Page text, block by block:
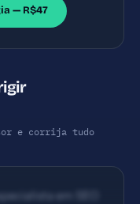
— R$47
e corrija tudo
em SEO